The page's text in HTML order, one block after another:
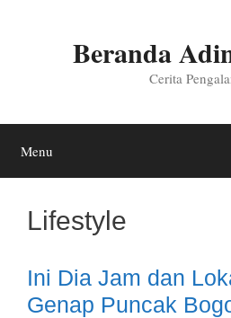
Beranda
Cerita
Menu
Lifestyle
Ini Dia Jam dan
Genap Puncak